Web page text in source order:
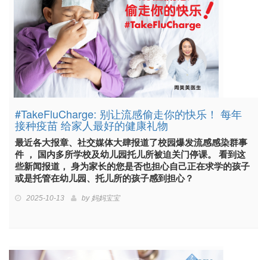
#TakeFluCharge: 别让流感偷走你的快乐！ 每年
接种疫苗 给家人最好的健康礼物
最近各大报章、社交媒体大肆报道了校园爆发流感感染群事
件 ， 国内多所学校及幼儿园托儿所被迫关门停课。 看到这
些新闻报道， 身为家长的您是否也担心自己正在求学的孩子
或是托管在幼儿园、托儿所的孩子感到担心？
2025-10-13 by 妈妈宝宝